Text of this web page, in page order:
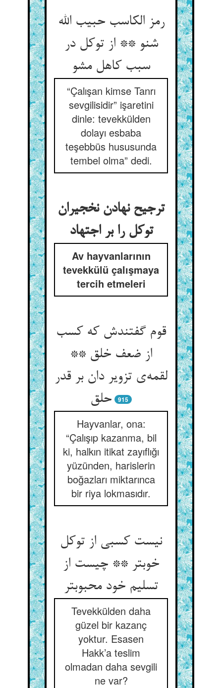
رمز الکاسب حبیب الله
شنو ** از توکل در
سبب کاهل مشو
“Çalışan kimse Tanrı
sevgilisidir” işaretini
dinle: tevekkülden
dolayı esbaba
teşebbüs hususunda
tembel olma” dedi.
ترجیح نهادن نخجیران
توکل را بر اجتهاد
Av hayvanlarının
tevekkülü çalışmaya
tercih etmeleri
قوم گفتندش که کسب
از ضعف خلق **
لقمه‌‌ی تزویر دان بر قدر
915
Hayvanlar, ona:
“Çalışıp kazanma, bil
ki, halkın itikat zayıflığı
yüzünden, harislerin
boğazları miktarınca
bir riya lokmasıdır.
نیست کسبی از توکل
خوبتر ** چیست از
تسلیم خود محبوبتر
Tevekkülden daha
güzel bir kazanç
yoktur. Esasen
Hakk’a teslim
olmadan daha sevgili
ne var?